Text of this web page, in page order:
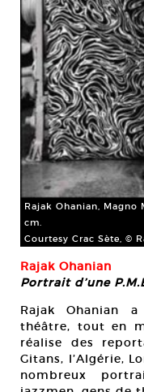
Rajak Ohanian, Magno
cm.
Courtesy Crac Sète, ©
Rajak Ohanian
Portrait d’une
Rajak Ohanian
théâtre, tout en
réalise des
Gitans, l’Algérie,
nombreux